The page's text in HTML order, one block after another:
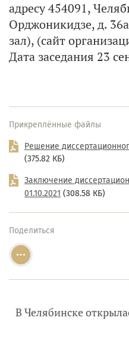
адресу 454091,
Орджоникидзе, д.
зал), (сайт
Дата заседания 23
Прикреплённые файлы
Решение
(375.82 КБ)
Заключение
01.10.2021 (308.58 КБ)
Поделиться
В Челябинске